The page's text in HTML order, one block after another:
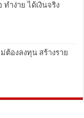
ำง่าย ได้เงินจริง
ต้องลงทุน สร้างราย